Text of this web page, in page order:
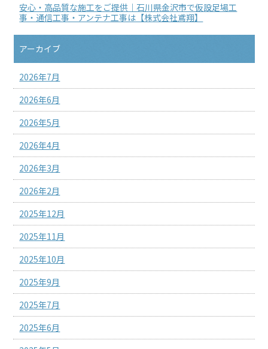
安心・高品質な施工をご提供｜石川県金沢市で仮設足場工
事・通信工事・アンテナ工事は【株式会社鳶翔】
アーカイブ
2026年7月
2026年6月
2026年5月
2026年4月
2026年3月
2026年2月
2025年12月
2025年11月
2025年10月
2025年9月
2025年7月
2025年6月